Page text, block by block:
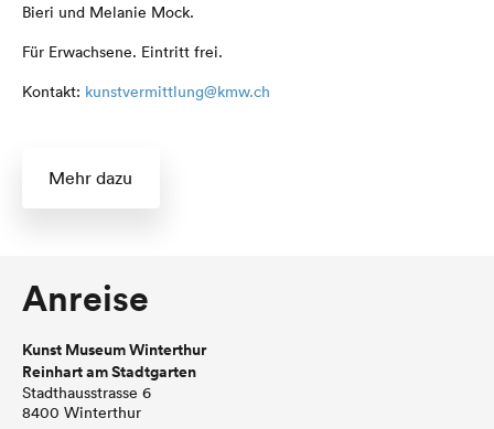
Bieri und Melanie Mock.
Für Erwachsene. Eintritt frei.
Kontakt: kunstvermittlung@kmw.ch
Mehr dazu
Anreise
Kunst Museum Winterthur
Reinhart am Stadtgarten
Stadthausstrasse 6
8400 Winterthur